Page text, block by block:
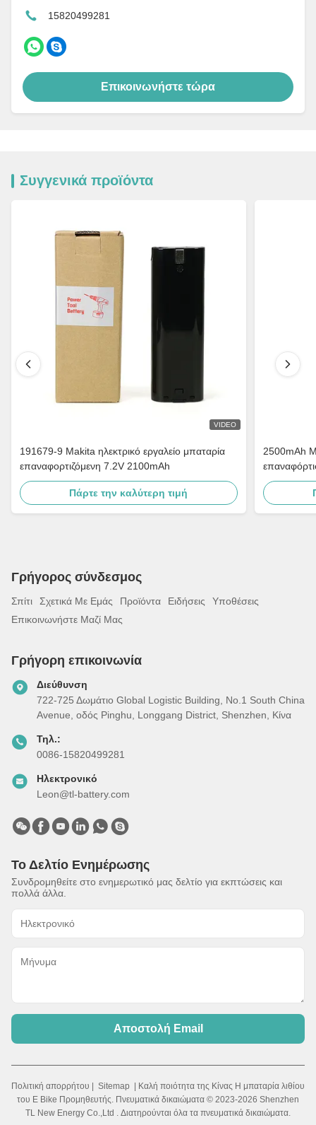
15820499281
Επικοινωνήστε τώρα
Συγγενικά προϊόντα
VIDEO
191679-9 Makita ηλεκτρικό εργαλείο μπαταρία
επαναφορτιζόμενη 7.2V 2100mAh
Πάρτε την καλύτερη τιμή
2500mAh
Γρήγορος σύνδεσμος
Σπίτι Σχετικά Με Εμάς Προϊόντα Ειδήσεις
Υποθέσεις
Επικοινωνήστε Μαζί Μας
Γρήγορη επικοινωνία
Διεύθυνση
722-725 Δωμάτιο Global Logistic Building, Νο.1 South China
Avenue, οδός Pinghu, Longgang District, Shenzhen, Κίνα
Τηλ.:
0086-15820499281
Ηλεκτρονικό
Leon@tl-battery.com
Το Δελτίο Ενημέρωσης
Συνδρομηθείτε στο ενημερωτικό μας δελτίο για εκπτώσεις και
πολλά άλλα.
Αποστολή Email
Πολιτική απορρήτου Sitemap | Καλή ποιότητα της Κίνας Η μπαταρία λιθίου
του E Bike Προμηθευτής. Πνευματικά δικαιώματα © 2023-2026 Shenzhen
TL New Energy Co.,Ltd . Διατηρούνται όλα τα πνευματικά δικαιώματα.